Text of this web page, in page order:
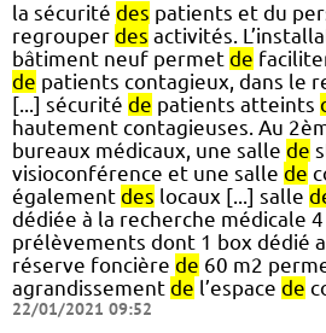
la sécurité des patients et du
regrouper des activités.
bâtiment neuf permet de
de patients contagieux, dans le
[...] sécurité de patients atteints
hautement contagieuses. Au
bureaux médicaux, une salle de
visioconférence et une salle de
également des locaux [...] salle
dédiée à la recherche médicale
prélèvements dont 1 box dédié
réserve foncière de 60 m2
agrandissement de l’espace de
22/01/2021 09:52